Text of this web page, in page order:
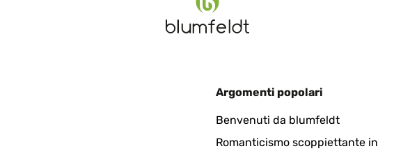
Argomenti popolari
Benvenuti da blumfeldt
Romanticismo scoppiettante in